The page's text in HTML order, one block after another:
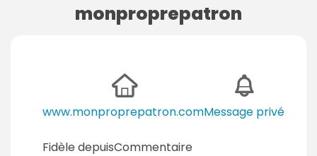
monproprepatron
www.monproprepatron.comMessage privé
Fidèle depuisCommentaire